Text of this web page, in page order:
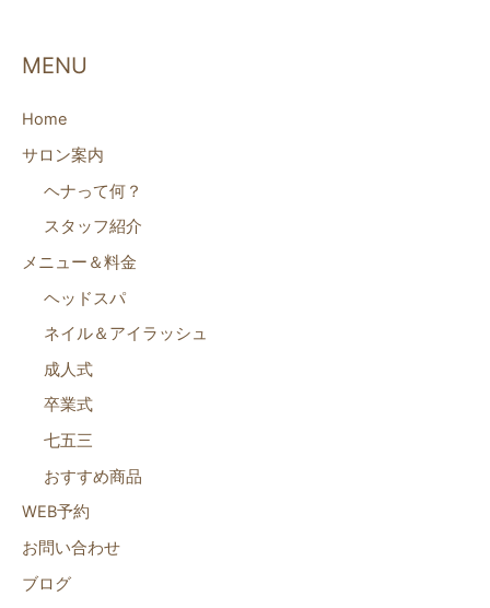
MENU
Home
サロン案内
ヘナって何？
スタッフ紹介
メニュー＆料金
ヘッドスパ
ネイル＆アイラッシュ
成人式
卒業式
七五三
おすすめ商品
WEB予約
お問い合わせ
ブログ